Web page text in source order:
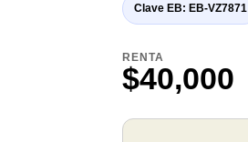
Clave EB: EB-VZ7871
RENTA
$40,000